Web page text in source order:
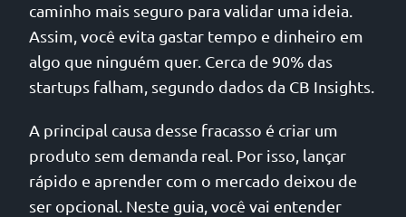
caminho mais seguro para validar uma ideia.
Assim, você evita gastar tempo e dinheiro em
algo que ninguém quer. Cerca de 90% das
startups falham, segundo dados da CB Insights.
A principal causa desse fracasso é criar um
produto sem demanda real. Por isso, lançar
rápido e aprender com o mercado deixou de
ser opcional. Neste guia, você vai entender